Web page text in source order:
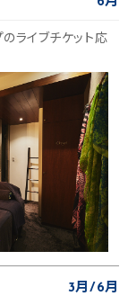
ライブチケット応
3月
6月